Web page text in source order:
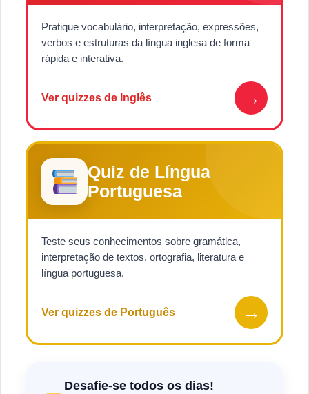
Pratique vocabulário, interpretação, expressões,
verbos e estruturas da língua inglesa de forma
rápida e interativa.
Ver quizzes de Inglês →
Quiz de Língua
Portuguesa
Teste seus conhecimentos sobre gramática,
interpretação de textos, ortografia, literatura e
língua portuguesa.
Ver quizzes de Português →
Desafie-se todos os dias!